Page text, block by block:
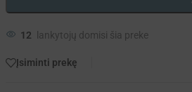
12 lankytojų domisi šia preke
Įsiminti prekę